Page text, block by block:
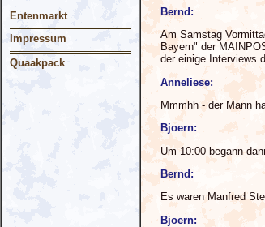
Entenmarkt
Impressum
Quaakpack
Bernd:
Am Samstag
Bayern" der
der einige Interviews
Anneliese:
Mmmhh - der Mann
Bjoern:
Um 10:00 begann
Bernd:
Es waren Manfred
Bjoern: